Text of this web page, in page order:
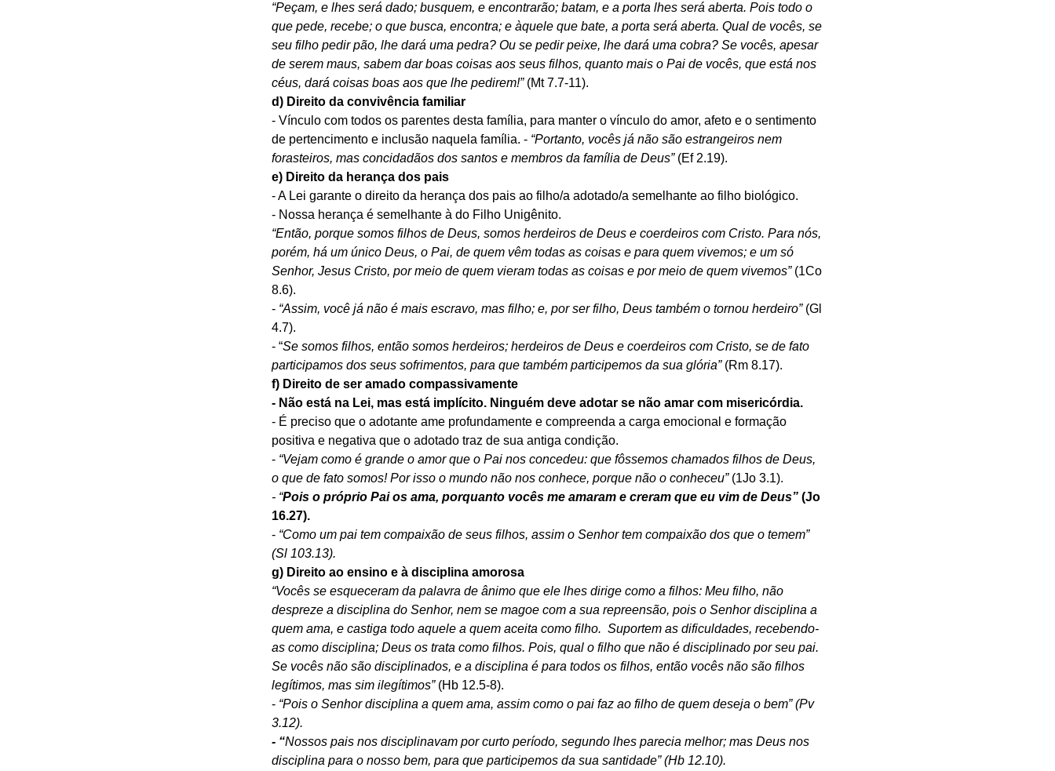
“Peçam, e lhes será dado; busquem, e encontrarão; batam, e a porta lhes será aberta. Pois todo o
que pede, recebe; o que busca, encontra; e àquele que bate, a porta será aberta. Qual de vocês, se
seu filho pedir pão, lhe dará uma pedra? Ou se pedir peixe, lhe dará uma cobra? Se vocês, apesar
de serem maus, sabem dar boas coisas aos seus filhos, quanto mais o Pai de vocês, que está nos
céus, dará coisas boas aos que lhe pedirem!” (Mt 7.7-11).
d) Direito da convivência familiar
- Vínculo com todos os parentes desta família, para manter o vínculo do amor, afeto e o sentimento
de pertencimento e inclusão naquela família. - “Portanto, vocês já não são estrangeiros nem
forasteiros, mas concidadãos dos santos e membros da família de Deus” (Ef 2.19).
e) Direito da herança dos pais
- A Lei garante o direito da herança dos pais ao filho/a adotado/a semelhante ao filho biológico.
- Nossa herança é semelhante à do Filho Unigênito.
“Então, porque somos filhos de Deus, somos herdeiros de Deus e coerdeiros com Cristo. Para nós,
porém, há um único Deus, o Pai, de quem vêm todas as coisas e para quem vivemos; e um só
Senhor, Jesus Cristo, por meio de quem vieram todas as coisas e por meio de quem vivemos” (1Co
8.6).
- “Assim, você já não é mais escravo, mas filho; e, por ser filho, Deus também o tornou herdeiro” (Gl
4.7).
- “Se somos filhos, então somos herdeiros; herdeiros de Deus e coerdeiros com Cristo, se de fato
participamos dos seus sofrimentos, para que também participemos da sua glória” (Rm 8.17).
f) Direito de ser amado compassivamente
- Não está na Lei, mas está implícito. Ninguém deve adotar se não amar com misericórdia.
- É preciso que o adotante ame profundamente e compreenda a carga emocional e formação
positiva e negativa que o adotado traz de sua antiga condição.
- “Vejam como é grande o amor que o Pai nos concedeu: que fôssemos chamados filhos de Deus,
o que de fato somos! Por isso o mundo não nos conhece, porque não o conheceu” (1Jo 3.1).
- “Pois o próprio Pai os ama, porquanto vocês me amaram e creram que eu vim de Deus” (Jo
16.27).
- “Como um pai tem compaixão de seus filhos, assim o Senhor tem compaixão dos que o temem”
(Sl 103.13).
g) Direito ao ensino e à disciplina amorosa
“Vocês se esqueceram da palavra de ânimo que ele lhes dirige como a filhos: Meu filho, não
despreze a disciplina do Senhor, nem se magoe com a sua repreensão, pois o Senhor disciplina a
quem ama, e castiga todo aquele a quem aceita como filho.  Suportem as dificuldades, recebendo-
as como disciplina; Deus os trata como filhos. Pois, qual o filho que não é disciplinado por seu pai.
Se vocês não são disciplinados, e a disciplina é para todos os filhos, então vocês não são filhos
legítimos, mas sim ilegítimos” (Hb 12.5-8).
- “Pois o Senhor disciplina a quem ama, assim como o pai faz ao filho de quem deseja o bem” (Pv
3.12).
- “Nossos pais nos disciplinavam por curto período, segundo lhes parecia melhor; mas Deus nos
disciplina para o nosso bem, para que participemos da sua santidade” (Hb 12.10).